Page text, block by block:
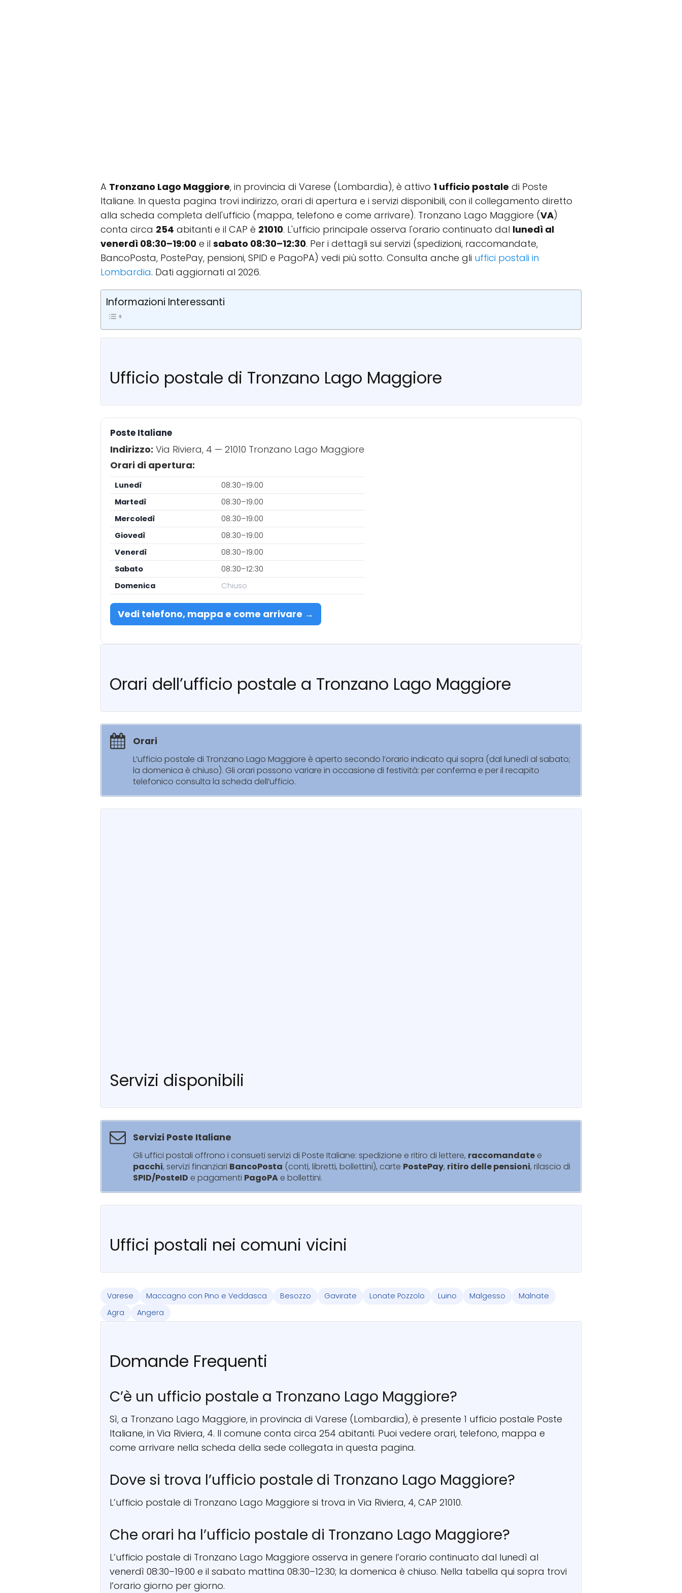
A Tronzano Lago Maggiore, in provincia di Varese (Lombardia), è attivo 1 ufficio postale di Poste
Italiane. In questa pagina trovi indirizzo, orari di apertura e i servizi disponibili, con il collegamento diretto
alla scheda completa dell'ufficio (mappa, telefono e come arrivare). Tronzano Lago Maggiore (VA)
conta circa 254 abitanti e il CAP è 21010. L'ufficio principale osserva l'orario continuato dal lunedì al
venerdì 08:30–19:00 e il sabato 08:30–12:30. Per i dettagli sui servizi (spedizioni, raccomandate,
BancoPosta, PostePay, pensioni, SPID e PagoPA) vedi più sotto. Consulta anche gli uffici postali in
Lombardia. Dati aggiornati al 2026.
Informazioni Interessanti
Ufficio postale di Tronzano Lago Maggiore
Poste Italiane
Indirizzo: Via Riviera, 4 — 21010 Tronzano Lago Maggiore
Orari di apertura:
Lunedì
08:30–19:00
Martedì
08:30–19:00
Mercoledì
08:30–19:00
Giovedì
08:30–19:00
Venerdì
08:30–19:00
Sabato
08:30–12:30
Domenica
Chiuso
Vedi telefono, mappa e come arrivare →
Orari dell’ufficio postale a Tronzano Lago Maggiore
Orari
L’ufficio postale di Tronzano Lago Maggiore è aperto secondo l’orario indicato qui sopra (dal lunedì al sabato;
la domenica è chiuso). Gli orari possono variare in occasione di festività: per conferma e per il recapito
telefonico consulta la scheda dell’ufficio.
Servizi disponibili
Servizi Poste Italiane
Gli uffici postali offrono i consueti servizi di Poste Italiane: spedizione e ritiro di lettere, raccomandate e
pacchi, servizi finanziari BancoPosta (conti, libretti, bollettini), carte PostePay, ritiro delle pensioni, rilascio di
SPID/PosteID e pagamenti PagoPA e bollettini.
Uffici postali nei comuni vicini
Varese Maccagno con Pino e Veddasca Besozzo Gavirate Lonate Pozzolo Luino Malgesso
Malnate
Agra
Angera
Domande Frequenti
C’è un ufficio postale a Tronzano Lago Maggiore?
Sì, a Tronzano Lago Maggiore, in provincia di Varese (Lombardia), è presente 1 ufficio postale Poste
Italiane, in Via Riviera, 4. Il comune conta circa 254 abitanti. Puoi vedere orari, telefono, mappa e
come arrivare nella scheda della sede collegata in questa pagina.
Dove si trova l’ufficio postale di Tronzano Lago Maggiore?
L’ufficio postale di Tronzano Lago Maggiore si trova in Via Riviera, 4, CAP 21010.
Che orari ha l’ufficio postale di Tronzano Lago Maggiore?
L’ufficio postale di Tronzano Lago Maggiore osserva in genere l’orario continuato dal lunedì al
venerdì 08:30–19:00 e il sabato mattina 08:30–12:30; la domenica è chiuso. Nella tabella qui sopra trovi
l’orario giorno per giorno.